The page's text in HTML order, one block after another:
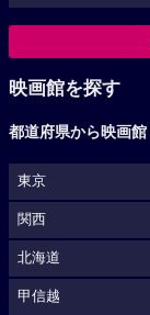
映画館を探す
都道府県から映画館
東京
関西
北海道
甲信越